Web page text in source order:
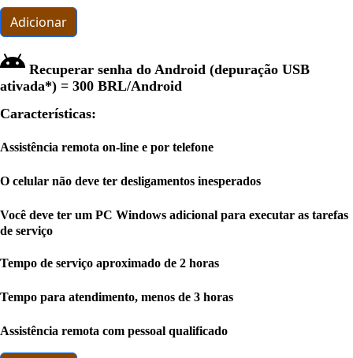
Adicionar
Recuperar senha do Android (depuração USB
ativada*) = 300 BRL/Android
Características:
Assistência remota on-line e por telefone
O celular não deve ter desligamentos inesperados
Você deve ter um PC Windows adicional para executar as tarefas
de serviço
Tempo de serviço aproximado de 2 horas
Tempo para atendimento, menos de 3 horas
Assistência remota com pessoal qualificado